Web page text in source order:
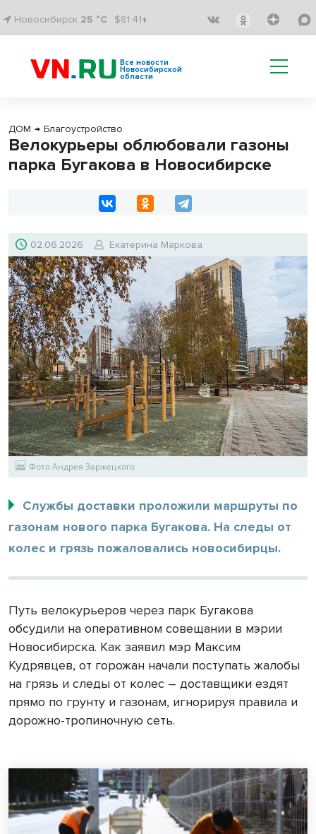
Новосибирск 25 °C $81.41↑
Все новости
Новосибирской
области
ДОМ → Благоустройство
Велокурьеры облюбовали газоны
парка Бугакова в Новосибирске
02.06.2026 Екатерина Маркова
Фото Андрея Заржецкого
Службы доставки проложили маршруты по
газонам нового парка Бугакова. На следы от
колес и грязь пожаловались новосибирцы.
Путь велокурьеров через парк Бугакова
обсудили на оперативном совещании в мэрии
Новосибирска. Как заявил мэр Максим
Кудрявцев, от горожан начали поступать жалобы
на грязь и следы от колес – доставщики ездят
прямо по грунту и газонам, игнорируя правила и
дорожно-тропиночную сеть.